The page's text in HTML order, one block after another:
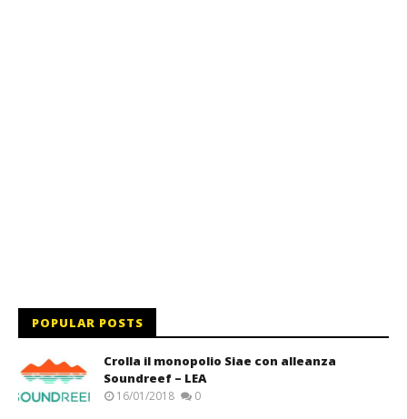
POPULAR POSTS
Crolla il monopolio Siae con alleanza
Soundreef – LEA
16/01/2018 0